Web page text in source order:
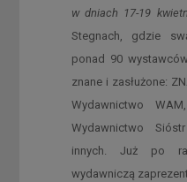
w dniach 17-19
Stegnach, gdzie
ponad 90
znane i zasłużone:
Wydawnictwo
Wydawnictwo
innych. Już po
wydawniczą